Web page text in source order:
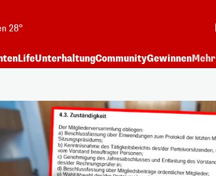
28°
LifeUnterhaltungCommunityGewinnenMehr